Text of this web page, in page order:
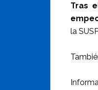
Tras
la